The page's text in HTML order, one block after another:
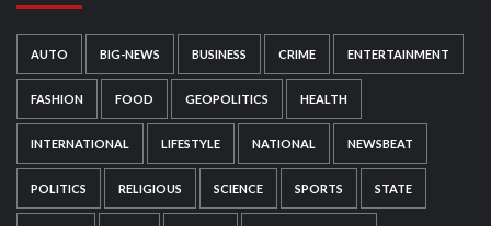
AUTO BIG-NEWS BUSINESS CRIME ENTERTAINMENT
FASHION FOOD GEOPOLITICS HEALTH
INTERNATIONAL LIFESTYLE NATIONAL NEWSBEAT
POLITICS RELIGIOUS SCIENCE SPORTS STATE